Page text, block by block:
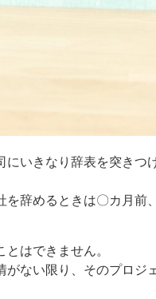
いきなり辞表を突きつ
辞めるときは〇カ月前
はできません。
ない限り、そのプロジ